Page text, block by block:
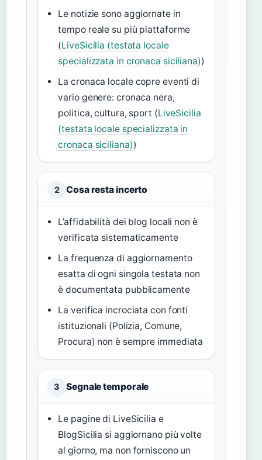
Le notizie sono aggiornate in
tempo reale su più piattaforme
(LiveSicilia (testata locale
specializzata in cronaca siciliana))
La cronaca locale copre eventi di
vario genere: cronaca nera,
politica, cultura, sport (LiveSicilia
(testata locale specializzata in
cronaca siciliana))
2 Cosa resta incerto
L’affidabilità dei blog locali non è
verificata sistematicamente
La frequenza di aggiornamento
esatta di ogni singola testata non
è documentata pubblicamente
La verifica incrociata con fonti
istituzionali (Polizia, Comune,
Procura) non è sempre immediata
3 Segnale temporale
Le pagine di LiveSicilia e
BlogSicilia si aggiornano più volte
al giorno, ma non forniscono un